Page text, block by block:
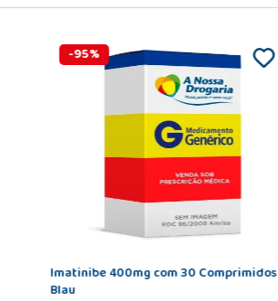
-95%
Imatinibe 400mg com 30 Comprimidos
Blau